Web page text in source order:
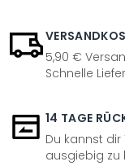
5,90 €
Schnelle
14 TAGE
Du kannst dir
ausgiebig